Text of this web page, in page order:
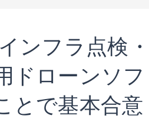
ンフラ点検
ドローンソ
とで基本合意